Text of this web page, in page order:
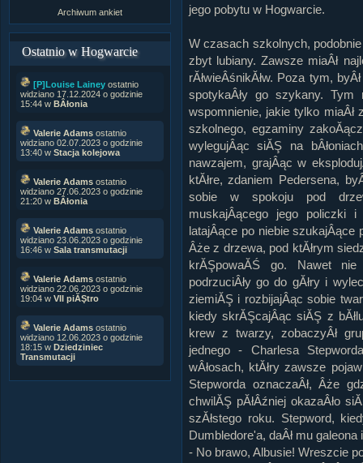
Archiwum ankiet
Ostatnio w Hogwarcie
[P]Louise Lainey ostatnio
widziano 17.12.2024 o godzinie
15:44 w BÂłonia
Valerie Adams ostatnio
widziano 02.07.2023 o godzinie
13:40 w Stacja kolejowa
Valerie Adams ostatnio
widziano 27.06.2023 o godzinie
21:20 w BÂłonia
Valerie Adams ostatnio
widziano 23.06.2023 o godzinie
16:46 w Sala transmutacji
Valerie Adams ostatnio
widziano 22.06.2023 o godzinie
19:04 w VII piĂŞtro
Valerie Adams ostatnio
widziano 12.06.2023 o godzinie
18:15 w Dziedziniec
Transmutacji
jego pobytu w Hogwarcie.
W czasach szkolnych,
zbyt lubiany. Zawsze miaÂł
rĂłwieÂśnikĂłw. Poza tym,
spotykaÂły go szykany. Tym
wspomnienie, jakie tylko miaÂł
szkolnego, egzaminy
wylegujÂąc siĂŞ na
nawzajem, grajÂąc w
ktĂłre, zdaniem Pedersena,
sobie w spokoju pod
muskajÂącego jego policzki i
latajÂące po niebie szukajÂące
Âże z drzewa, pod ktĂłrym
krĂŞpowaĂŚ go. Nawet
podrzuciÂły go do gĂłry i
ziemiĂŞ i rozbijajÂąc sobie
kiedy skrĂŞcajÂąc siĂŞ z
krew z twarzy, zobaczyÂł
jednego - Charlesa
wÂłosach, ktĂłry zawsze
Stepworda oznaczaÂł, Âże
chwilĂŞ pĂłÂźniej okazaÂło
szĂłstego roku. Stepword,
Dumbledore'a, daÂł mu
- No brawo, Albusie! Wreszcie